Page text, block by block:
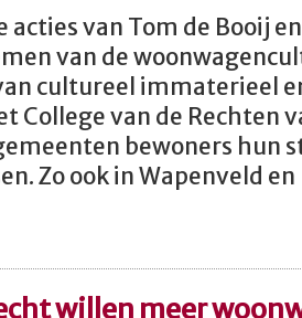
acties van Tom de Booij
van de
cultureel immaterieel
College van de Rechten
bewoners hun
Zo ook in Wapenveld
willen meer